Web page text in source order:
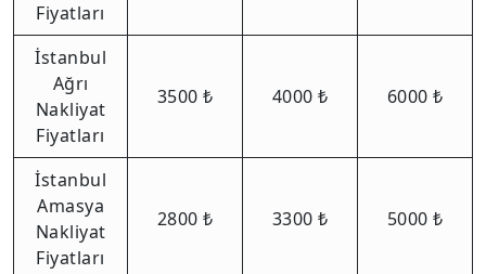
Fiyatları
İstanbul
Ağrı
Nakliyat
Fiyatları
3500 ₺ 4000 ₺ 6000 ₺
İstanbul
Amasya
Nakliyat
Fiyatları
2800 ₺ 3300 ₺ 5000 ₺